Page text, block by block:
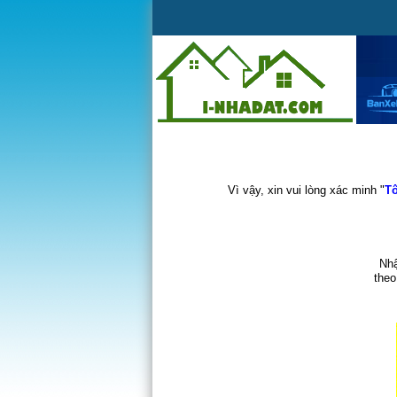
Vì vậy, xin vui lòng xác minh "